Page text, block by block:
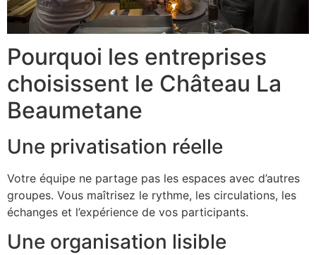
Pourquoi les entreprises
choisissent le Château La
Beaumetane
Une privatisation réelle
Votre équipe ne partage pas les espaces avec d’autres
groupes. Vous maîtrisez le rythme, les circulations, les
échanges et l’expérience de vos participants.
Une organisation lisible